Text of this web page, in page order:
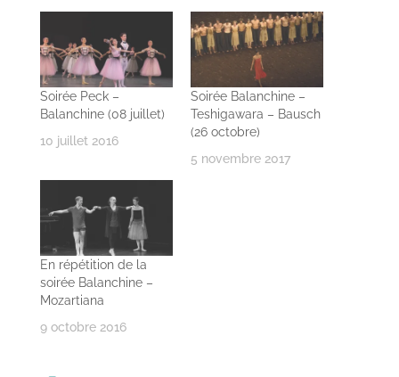
Soirée Peck –
Balanchine (08 juillet)
10 juillet 2016
Soirée Balanchine –
Teshigawara – Bausch
(26 octobre)
5 novembre 2017
En répétition de la
soirée Balanchine –
Mozartiana
9 octobre 2016